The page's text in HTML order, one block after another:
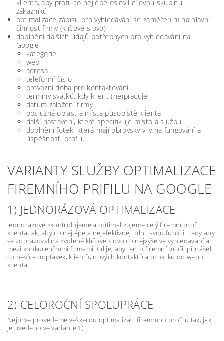
klienta, aby profil co nejlépe oslovil cílovou skupinu
zákazníků
optimalizace zápisu pro vyhledávání se zaměřením na hlavní
činnost firmy (klíčové slovo)
doplnění dalších údajů potřebných pro vyhledávání na
Google
kategorie
web
adresa
telefonní číslo
provozní doba pro kontaktování
termíny svátků, kdy klient (ne)pracuje
datum založení firmy
obslužná oblast a místa působiště klienta
další nastavení, které specifikuje místo a službu
doplnění fotek, která mají obrovský vliv na fungování a
úspěšnosti profilu
VARIANTY SLUŽBY OPTIMALIZACE
FIREMNÍHO PRIFILU NA GOOGLE
1) JEDNORÁZOVÁ OPTIMALIZACE
Jednorázově zkontrolujeme a optimalizujeme celý firemní profil
klienta tak, aby co nejlépe a nejefektivněji plnil svou funkci. Tedy aby
se zobrazoval na zvolené klíčové slovo co nejvýše ve vyhledávání a
mezi konkurenčními firmami. Cíl je, aby tento firemní profil přinášel
co nevíce poptávek, klientů, nových kontaktů a prokliků do webu
klienta.
2) CELOROČNÍ SPOLUPRÁCE
Nejprve provedeme veškerou optimalizaci firemního profilu tak, jak
je uvedeno ve variantě 1).